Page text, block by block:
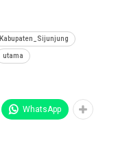
Kabupaten_Sijunjung
utama
WhatsApp